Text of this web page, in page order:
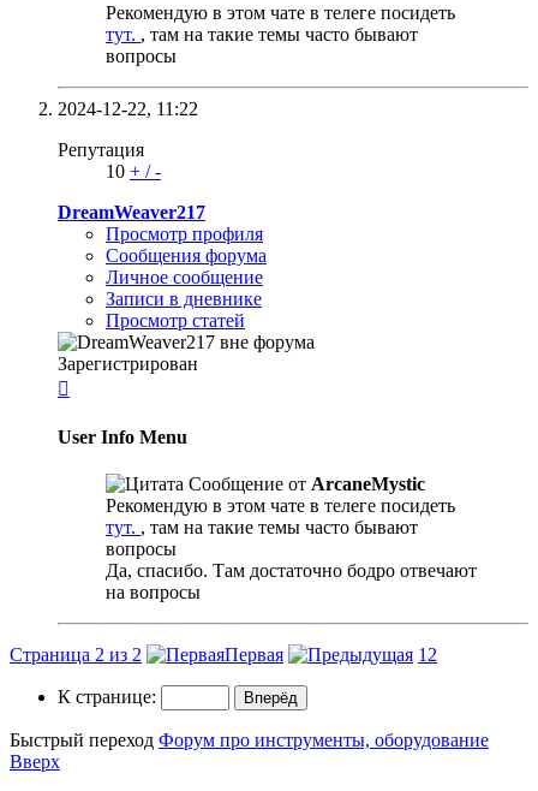
Рекомендую в этом чате в телеге посидеть
тут. , там на такие темы часто бывают
вопросы
2024-12-22, 11:22
Репутация
10 + /-
DreamWeaver217
Просмотр профиля
Сообщения форума
Личное сообщение
Записи в дневнике
Просмотр статей
Зарегистрирован

User Info Menu
Сообщение от ArcaneMystic
Рекомендую в этом чате в телеге посидеть
тут. , там на такие темы часто бывают
вопросы
Да, спасибо. Там достаточно бодро отвечают
на вопросы
Страница 2 из 2 Первая 1 2
К странице:
Быстрый переход Форум про инструменты, оборудование
Вверх